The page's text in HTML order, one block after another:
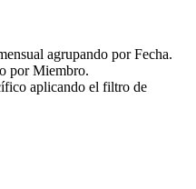
agrupando por Fecha.
por Miembro.
aplicando el filtro de